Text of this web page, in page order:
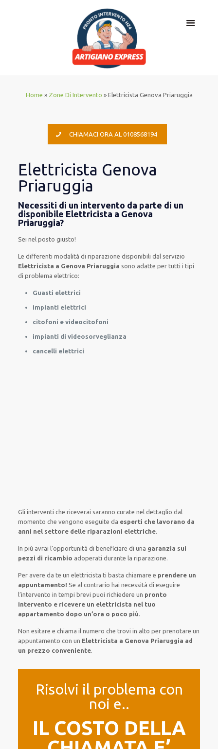
Home » Zone Di Intervento » Elettricista Genova Priaruggia
CHIAMACI ORA AL 0108568194
Elettricista Genova
Priaruggia
Necessiti di un intervento da parte di un
disponibile Elettricista a Genova
Priaruggia?
Sei nel posto giusto!
Ledifferenti modalità diriparazione disponibili dal servizio
Elettricista a Genova Priaruggia sono adatte pertutti i tipi
di problema elettrico:
Guasti elettrici
impianti elettrici
citofoni e videocitofoni
impianti di videosorveglianza
cancelli elettrici
Gli interventi che riceverai sarannocurate nel dettaglio dal
momento che vengono eseguite da esperti che lavorano da
anni nel settore delle riparazioni elettriche.
In più avrai l’opportunità di beneficiare di una garanzia sui
pezzi di ricambio adoperati durante la riparazione.
Per avereda te un elettricistati basta chiamare e prendere un
appuntamento! Se al contrario hainecessità dieseguire
l’intervento in tempi brevi puoi richiedere un pronto
intervento e ricevere un elettricista nel tuo
appartamento dopo un’ora o poco più.
Non esitare e chiama il numero che trovi in alto per prenotare un
appuntamento con un Elettricista a Genova Priaruggia ad
un prezzo conveniente.
Risolvi il problema con
noi e..
IL COSTO DELLA